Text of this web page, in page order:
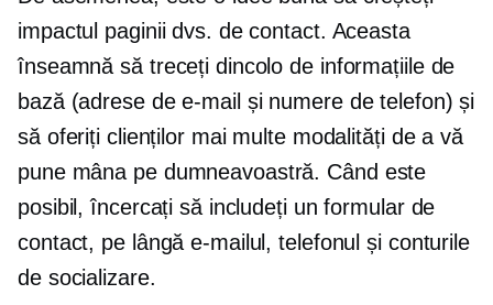
impactul paginii dvs. de contact. Aceasta
înseamnă să treceți dincolo de informațiile de
bază (adrese de e-mail și numere de telefon) și
să oferiți clienților mai multe modalități de a vă
pune mâna pe dumneavoastră. Când este
posibil, încercați să includeți un formular de
contact, pe lângă e-mailul, telefonul și conturile
de socializare.